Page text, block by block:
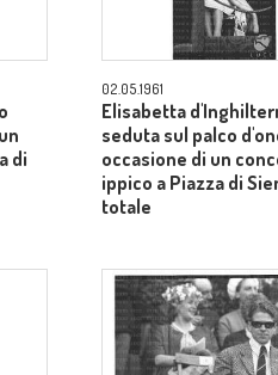
di
02.05.1961
Elisabetta
seduta sul palco
occasione di un
ippico a Piazza di
totale